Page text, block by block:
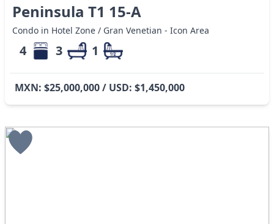
Peninsula T1 15-A
Condo in Hotel Zone / Gran Venetian - Icon Area
4 3 1
MXN: $25,000,000 / USD: $1,450,000